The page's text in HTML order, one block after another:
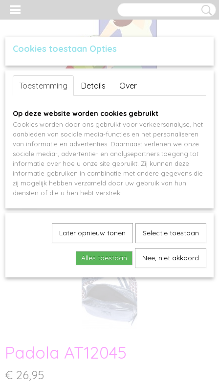
Inloggen Registreren
Padola AT12045
€ 26,95
Cookies toestaan Opties
Toestemming Details Over
Op deze website worden cookies gebruikt
Cookies worden door ons gebruikt voor verkeersanalyse, het
aanbieden van sociale media-functies en het personaliseren
van informatie en advertenties. Daarnaast verlenen we onze
sociale media-, advertentie- en analysepartners toegang tot
informatie over hoe u onze site gebruikt. Zij kunnen deze
informatie gebruiken in combinatie met andere gegevens die
zij mogelijk hebben verzameld door uw gebruik van hun
diensten of die u hen hebt verstrekt.
Later opnieuw tonen Selectie toestaan
Alles toestaan Nee, niet akkoord